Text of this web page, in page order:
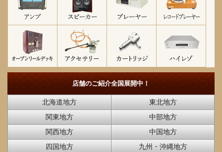
店舗のご紹介全国展開中！
北海道地方
東北地方
関東地方
中部地方
関西地方
中国地方
四国地方
九州・沖縄地方